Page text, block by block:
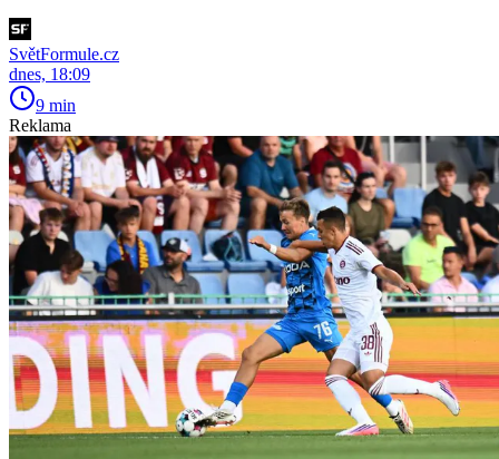
SvětFormule.cz
dnes, 18:09
9 min
Reklama